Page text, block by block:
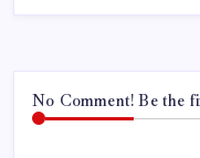
No Comment! Be the